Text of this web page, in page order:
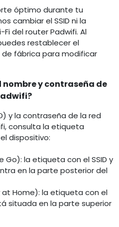
óptimo durante tu
cambiar el SSID ni la
del router Padwifi. Al
restablecer el
fábrica para modificar
nombre y contraseña de
y la contraseña de la red
consulta la etiqueta
dispositivo:
la etiqueta con el SSID y
en la parte posterior del
Home): la etiqueta con el
situada en la parte superior